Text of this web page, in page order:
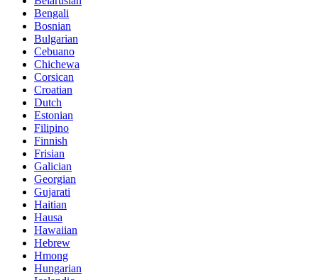
Bengali
Bosnian
Bulgarian
Cebuano
Chichewa
Corsican
Croatian
Dutch
Estonian
Filipino
Finnish
Frisian
Galician
Georgian
Gujarati
Haitian
Hausa
Hawaiian
Hebrew
Hmong
Hungarian